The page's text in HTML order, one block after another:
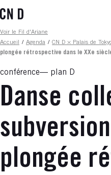
au
principal
Fil d'ariane
Voir le Fil d'Ariane
Accueil
/ Agenda / CN D × Palais de
plongée rétrospective dans le XXe
conférence plan D
Danse
plongée